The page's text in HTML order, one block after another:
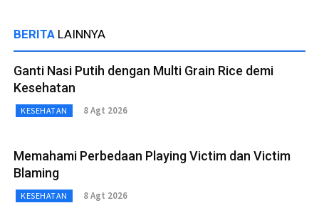
BERITA LAINNYA
Ganti Nasi Putih dengan Multi Grain Rice demi
Kesehatan
KESEHATAN 8 Agt 2026
Memahami Perbedaan Playing Victim dan Victim
Blaming
KESEHATAN 8 Agt 2026